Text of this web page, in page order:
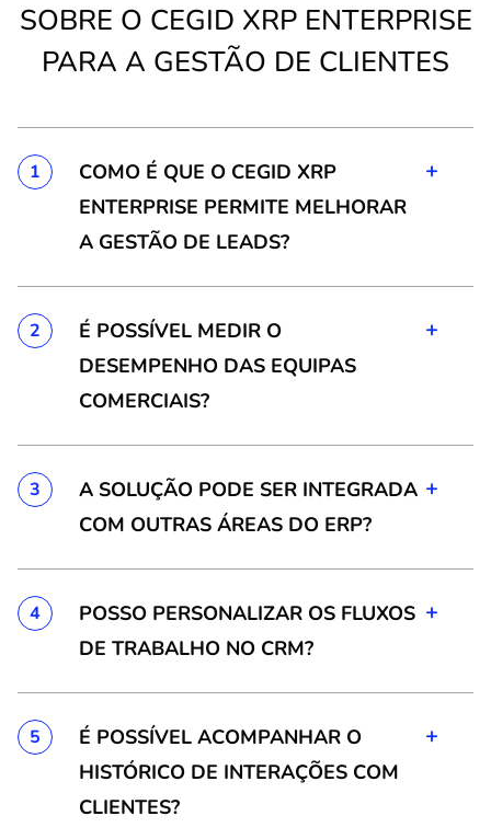
SOBRE O CEGID XRP ENTERPRISE
PARA A GESTÃO DE CLIENTES
1
COMO É QUE O CEGID XRP
ENTERPRISE PERMITE MELHORAR
A GESTÃO DE LEADS?
+
2
É POSSÍVEL MEDIR O
DESEMPENHO DAS EQUIPAS
COMERCIAIS?
+
3
A SOLUÇÃO PODE SER INTEGRADA
COM OUTRAS ÁREAS DO ERP?
+
4
POSSO PERSONALIZAR OS FLUXOS
DE TRABALHO NO CRM?
+
5
É POSSÍVEL ACOMPANHAR O
HISTÓRICO DE INTERAÇÕES COM
CLIENTES?
+